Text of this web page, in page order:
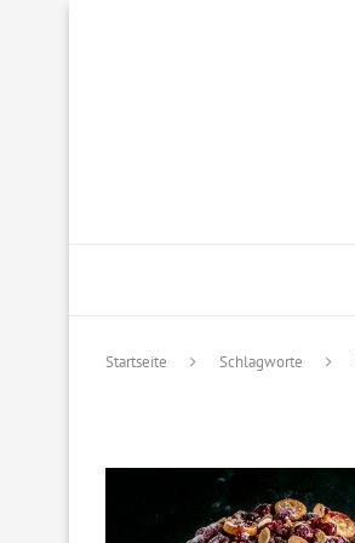
Startseite Schlagworte